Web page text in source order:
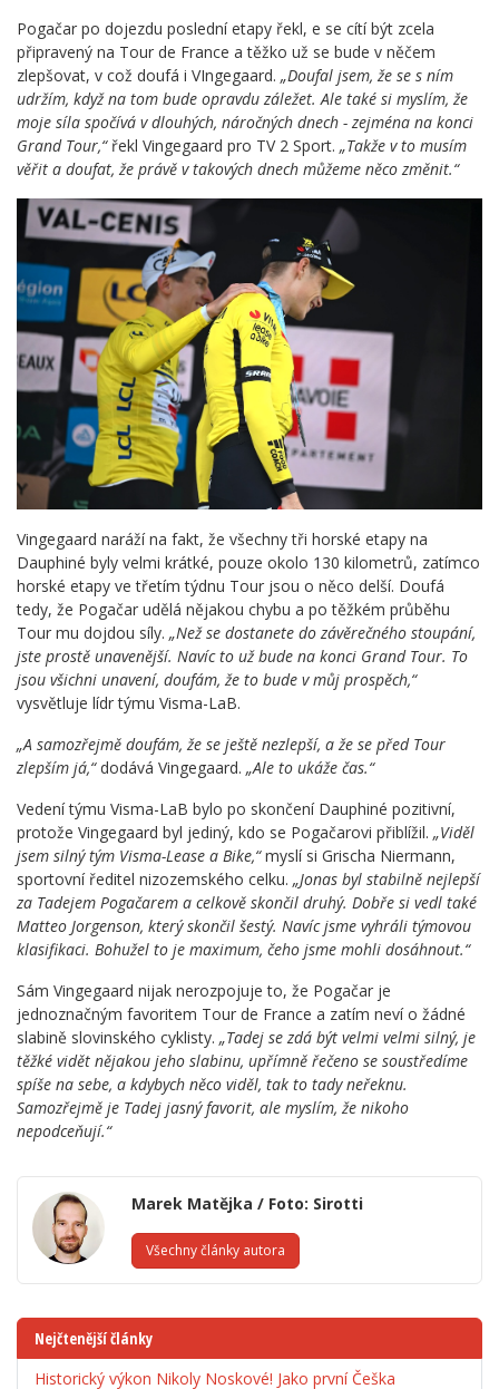
Pogačar po dojezdu poslední etapy řekl, e se cítí být zcela
připravený na Tour de France a těžko už se bude v něčem
zlepšovat, v což doufá i VIngegaard. „Doufal jsem, že se s ním
udržím, když na tom bude opravdu záležet. Ale také si myslím, že
moje síla spočívá v dlouhých, náročných dnech - zejména na konci
Grand Tour,“řekl Vingegaard pro TV 2 Sport. „Takže v to musím
věřit a doufat, že právě v takových dnech můžeme něco změnit.“
Vingegaard naráží na fakt, že všechny tři horské etapy na
Dauphiné byly velmi krátké, pouze okolo 130 kilometrů, zatímco
horské etapy ve třetím týdnu Tour jsou o něco delší. Doufá
tedy, že Pogačar udělá nějakou chybu a po těžkém průběhu
Tour mu dojdou síly. „Než se dostanete do závěrečného stoupání,
jste prostě unavenější. Navíc to už bude na konci Grand Tour. To
jsou všichni unavení, doufám, že to bude v můj prospěch,“
vysvětluje lídr týmu Visma-LaB.
„A samozřejmě doufám, že se ještě nezlepší, a že se před Tour
zlepším já,“dodává Vingegaard. „Ale to ukáže čas.“
Vedení týmu Visma-LaB bylo po skončení Dauphiné pozitivní,
protože Vingegaard byl jediný, kdo se Pogačarovi přiblížil. „Viděl
jsem silný tým Visma-Lease a Bike,“myslí si Grischa Niermann,
sportovní ředitel nizozemského celku. „Jonas byl stabilně nejlepší
za Tadejem Pogačarem a celkově skončil druhý. Dobře si vedl také
Matteo Jorgenson, který skončil šestý. Navíc jsme vyhráli týmovou
klasifikaci. Bohužel to je maximum, čeho jsme mohli dosáhnout.“
Sám Vingegaard nijak nerozpojuje to, že Pogačar je
jednoznačným favoritem Tour de France a zatím neví o žádné
slabině slovinského cyklisty. „Tadej se zdá být velmi velmi silný, je
těžké vidět nějakou jeho slabinu, upřímně řečeno se soustředíme
spíše na sebe, a kdybych něco viděl, tak to tady neřeknu.
Samozřejmě je Tadej jasný favorit, ale myslím, že nikoho
nepodceňují.“
Marek Matějka / Foto: Sirotti
Všechny články autora
Nejčtenější články
Historický výkon Nikoly Noskové! Jako první Češka